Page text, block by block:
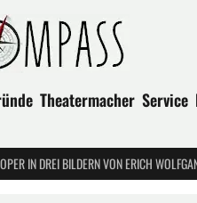
Theatermacher Service
IN DREI BILDERN VON ERICH